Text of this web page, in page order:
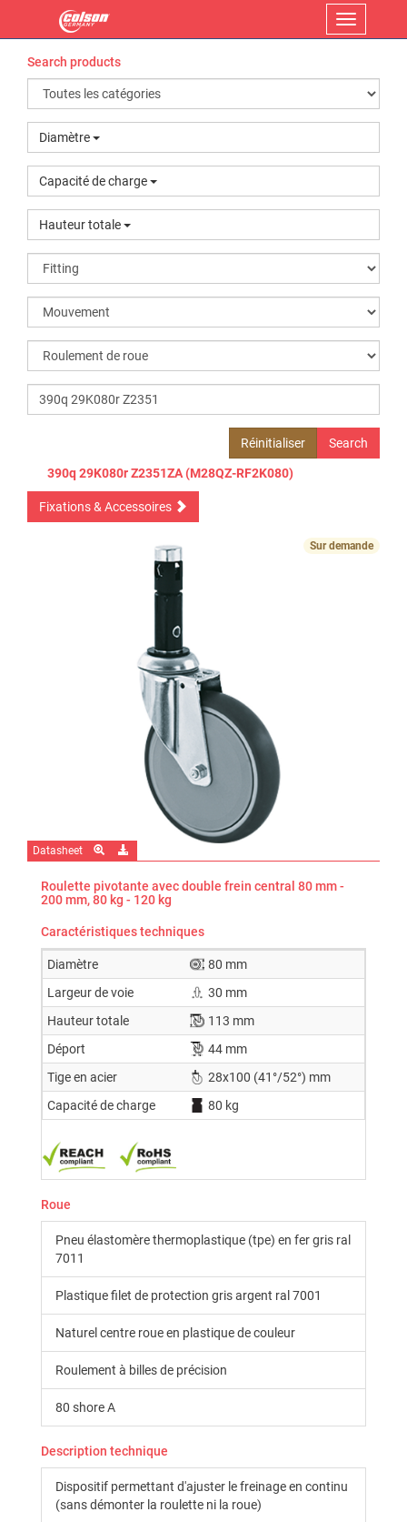
Menu
Search products
Diamètre
Capacité de charge
Hauteur totale
Réinitialiser
390q 29K080r Z2351ZA (M28QZ-RF2K080)
Fixations & Accessoires
Sur demande
Datasheet
Roulette pivotante avec double frein central 80 mm -
200 mm, 80 kg - 120 kg
Caractéristiques techniques
Diamètre
80 mm
Largeur de voie
30 mm
Hauteur totale
113 mm
Déport
44 mm
Tige en acier
28x100 (41°/52°) mm
Capacité de charge
80 kg
Roue
Pneu élastomère thermoplastique (tpe) en fer gris ral
7011
Plastique filet de protection gris argent ral 7001
Naturel centre roue en plastique de couleur
Roulement à billes de précision
80 shore A
Description technique
Dispositif permettant d'ajuster le freinage en continu
(sans démonter la roulette ni la roue)